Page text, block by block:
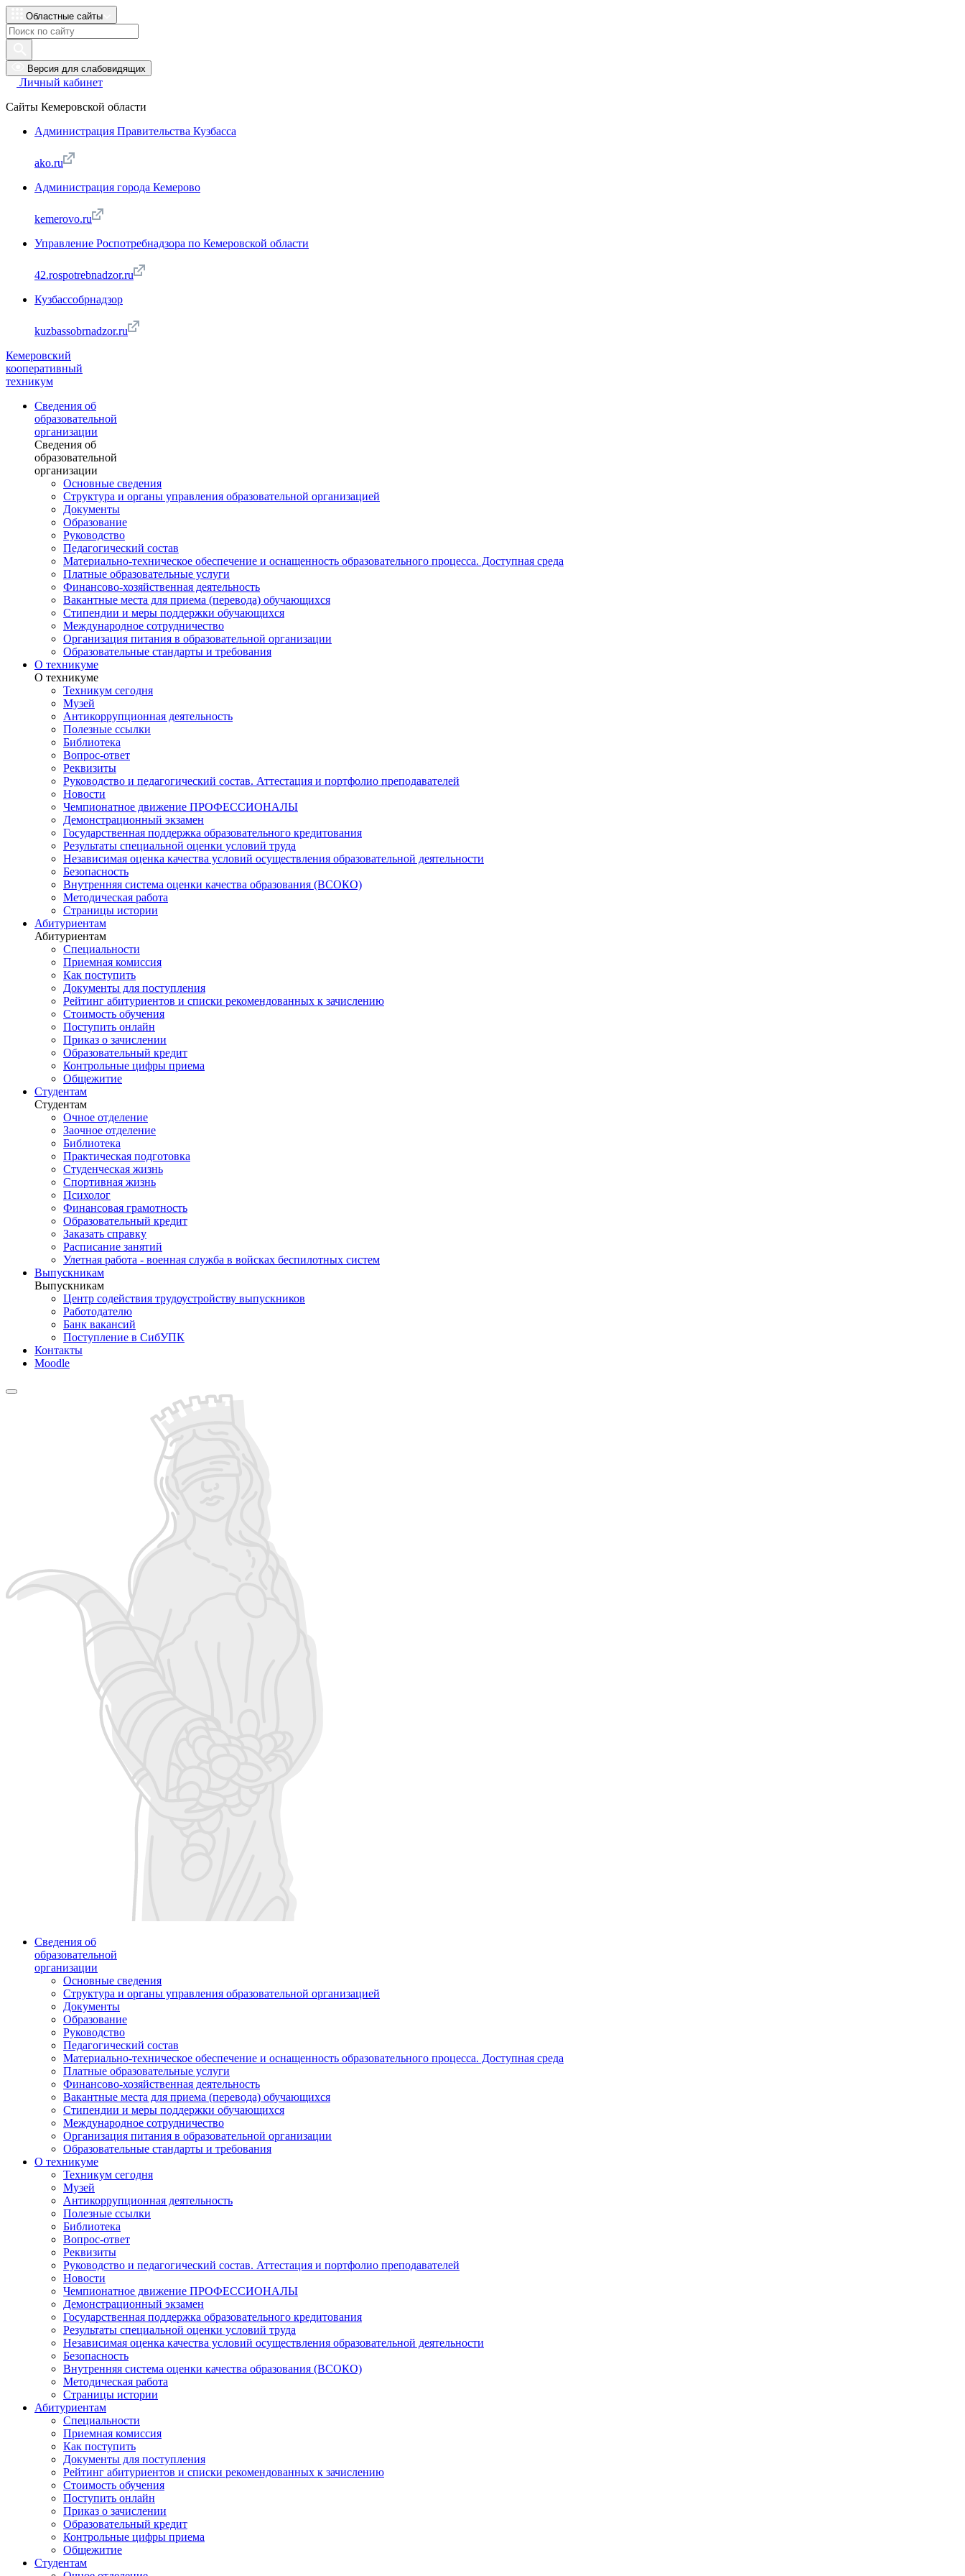
Областные сайты
Версия для слабовидящих
Личный кабинет
Сайты Кемеровской области
Администрация Правительства Кузбасса
ako.ru
Администрация города Кемерово
kemerovo.ru
Управление Роспотребнадзора по Кемеровской области
42.rospotrebnadzor.ru
Кузбассобрнадзор
kuzbassobrnadzor.ru
Кемеровский
кооперативный
техникум
Сведения об
образовательной
организации
Сведения об
образовательной
организации
Основные сведения
Структура и органы управления образовательной организацией
Документы
Образование
Руководство
Педагогический состав
Материально-техническое обеспечение и оснащенность образовательного процесса. Доступная среда
Платные образовательные услуги
Финансово-хозяйственная деятельность
Вакантные места для приема (перевода) обучающихся
Стипендии и меры поддержки обучающихся
Международное сотрудничество
Организация питания в образовательной организации
Образовательные стандарты и требования
О техникуме
О техникуме
Техникум сегодня
Музей
Антикоррупционная деятельность
Полезные ссылки
Библиотека
Вопрос-ответ
Реквизиты
Руководство и педагогический состав. Аттестация и портфолио преподавателей
Новости
Чемпионатное движение ПРОФЕССИОНАЛЫ
Демонстрационный экзамен
Государственная поддержка образовательного кредитования
Результаты специальной оценки условий труда
Независимая оценка качества условий осуществления образовательной деятельности
Безопасность
Внутренняя система оценки качества образования (ВСОКО)
Методическая работа
Страницы истории
Абитуриентам
Абитуриентам
Специальности
Приемная комиссия
Как поступить
Документы для поступления
Рейтинг абитуриентов и списки рекомендованных к зачислению
Стоимость обучения
Поступить онлайн
Приказ о зачислении
Образовательный кредит
Контрольные цифры приема
Общежитие
Студентам
Студентам
Очное отделение
Заочное отделение
Библиотека
Практическая подготовка
Студенческая жизнь
Спортивная жизнь
Психолог
Финансовая грамотность
Образовательный кредит
Заказать справку
Расписание занятий
Улетная работа - военная служба в войсках беспилотных систем
Выпускникам
Выпускникам
Центр содействия трудоустройству выпускников
Работодателю
Банк вакансий
Поступление в СибУПК
Контакты
Moodle
Сведения об
образовательной
организации
Основные сведения
Структура и органы управления образовательной организацией
Документы
Образование
Руководство
Педагогический состав
Материально-техническое обеспечение и оснащенность образовательного процесса. Доступная среда
Платные образовательные услуги
Финансово-хозяйственная деятельность
Вакантные места для приема (перевода) обучающихся
Стипендии и меры поддержки обучающихся
Международное сотрудничество
Организация питания в образовательной организации
Образовательные стандарты и требования
О техникуме
Техникум сегодня
Музей
Антикоррупционная деятельность
Полезные ссылки
Библиотека
Вопрос-ответ
Реквизиты
Руководство и педагогический состав. Аттестация и портфолио преподавателей
Новости
Чемпионатное движение ПРОФЕССИОНАЛЫ
Демонстрационный экзамен
Государственная поддержка образовательного кредитования
Результаты специальной оценки условий труда
Независимая оценка качества условий осуществления образовательной деятельности
Безопасность
Внутренняя система оценки качества образования (ВСОКО)
Методическая работа
Страницы истории
Абитуриентам
Специальности
Приемная комиссия
Как поступить
Документы для поступления
Рейтинг абитуриентов и списки рекомендованных к зачислению
Стоимость обучения
Поступить онлайн
Приказ о зачислении
Образовательный кредит
Контрольные цифры приема
Общежитие
Студентам